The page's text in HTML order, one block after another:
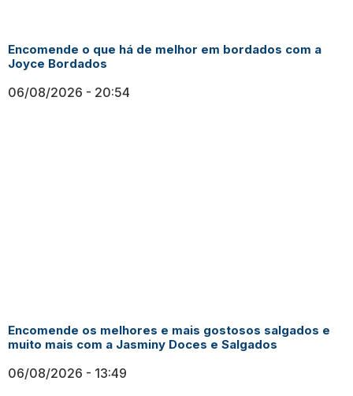
Encomende o que há de melhor em bordados com a
Joyce Bordados
06/08/2026 20:54
Encomende os melhores e mais gostosos salgados e
muito mais com a Jasminy Doces e Salgados
06/08/2026 13:49